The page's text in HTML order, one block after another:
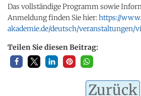
Das vollständige Programm sowie
Anmeldung finden Sie hier:https://
akademie.de/deutsch/veranstaltungen/
Teilen Sie diesen Beitrag:
Zurück